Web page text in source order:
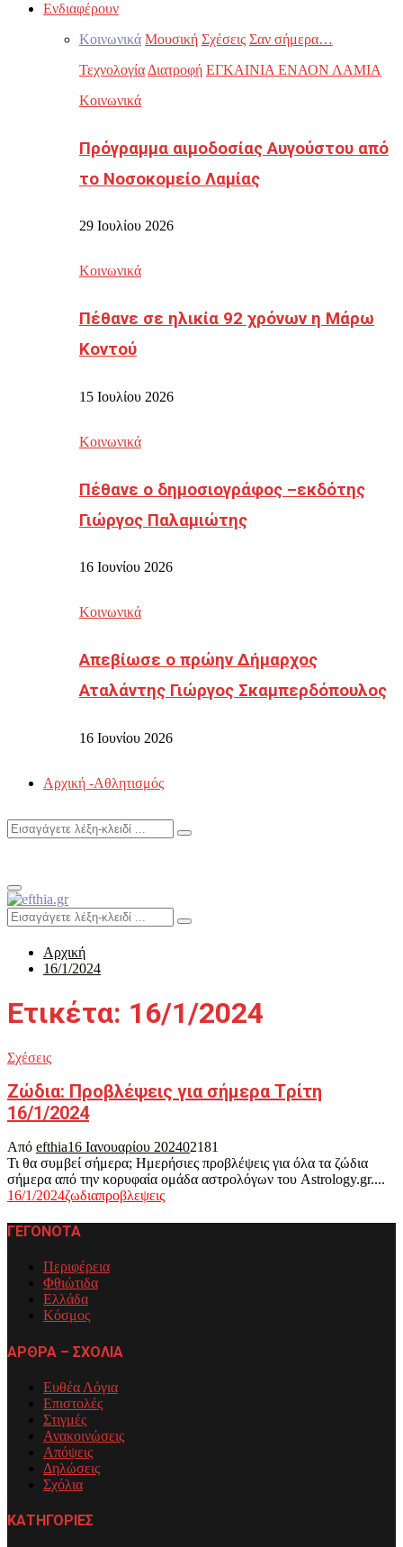
Ενδιαφέρουν
Κοινωνικά Μουσική Σχέσεις Σαν σήμερα…
Τεχνολογία Διατροφή ΕΓΚΑΙΝΙΑ ΕΝΑΟΝ ΛΑΜΙΑ
Κοινωνικά
Πρόγραμμα αιμοδοσίας Αυγούστου από
το Νοσοκομείο Λαμίας
29 Ιουλίου 2026
Κοινωνικά
Πέθανε σε ηλικία 92 χρόνων η Μάρω
Κοντού
15 Ιουλίου 2026
Κοινωνικά
Πέθανε ο δημοσιογράφος –εκδότης
Γιώργος Παλαμιώτης
16 Ιουνίου 2026
Κοινωνικά
Απεβίωσε ο πρώην Δήμαρχος
Αταλάντης Γιώργος Σκαμπερδόπουλος
16 Ιουνίου 2026
Αρχική -Αθλητισμός
Search
Search
Primary
Menu
Search
for:
Search
Αρχική
16/1/2024
Ετικέτα: 16/1/2024
Σχέσεις
Ζώδια: Προβλέψεις για σήμερα Tρίτη
16/1/2024
Από efthia16 Ιανουαρίου 202402181
Τι θα συμβεί σήμερα; Ημερήσιες προβλέψεις για όλα τα ζώδια
σήμερα από την κορυφαία ομάδα αστρολόγων του Astrology.gr....
16/1/2024ζωδιαπροβλεψεις
ΓΕΓΟΝΟΤΑ
Περιφέρεια
Φθιώτιδα
Ελλάδα
Κόσμος
ΑΡΘΡΑ – ΣΧΟΛΙΑ
Ευθέα Λόγια
Επιστολές
Στιγμές
Ανακοινώσεις
Απόψεις
Δηλώσεις
Σχόλια
ΚΑΤΗΓΟΡΙΕΣ